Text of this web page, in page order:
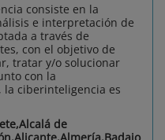
consiste en la
e interpretación de
a través de
con el objetivo de
tratar y/o solucionar
con la
la ciberinteligencia es
de